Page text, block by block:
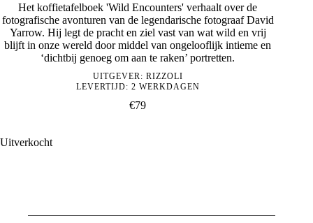
Het koffietafelboek 'Wild Encounters' verhaalt over de
fotografische avonturen van de legendarische fotograaf David
Yarrow. Hij legt de pracht en ziel vast van wat wild en vrij
blijft in onze wereld door middel van ongelooflijk intieme en
‘dichtbij genoeg om aan te raken’ portretten.
UITGEVER: RIZZOLI
LEVERTIJD: 2 WERKDAGEN
€79
Uitverkocht